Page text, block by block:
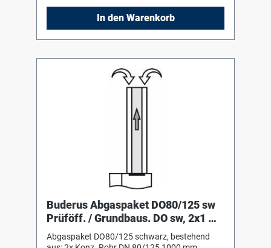
In den Warenkorb
Buderus Abgaspaket DO80/125 sw
Prüföff. / Grundbaus. DO sw, 2x1 m
Rohr, Prüföffn.
Abgaspaket DO80/125 schwarz, bestehend